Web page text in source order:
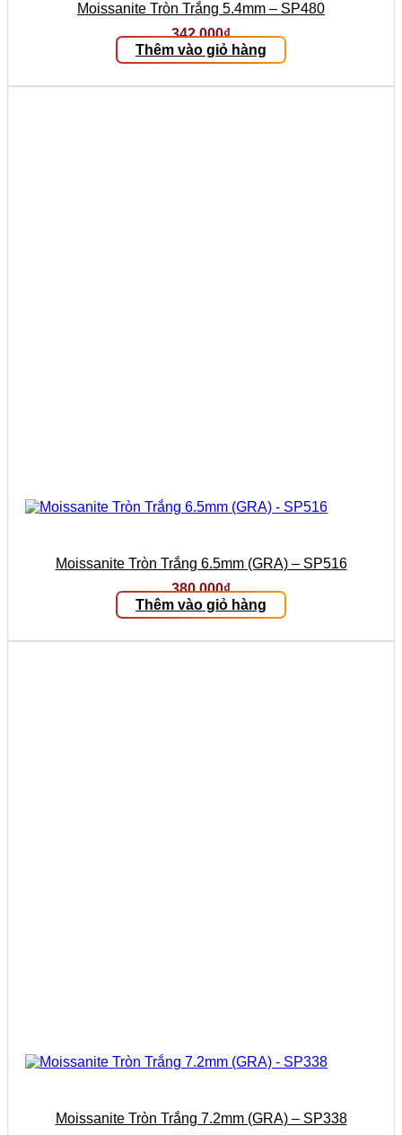
Moissanite Tròn Trắng 5.4mm – SP480
342.000₫
Thêm vào giỏ hàng
Moissanite Tròn Trắng 6.5mm (GRA) – SP516
380.000₫
Thêm vào giỏ hàng
Moissanite Tròn Trắng 7.2mm (GRA) – SP338